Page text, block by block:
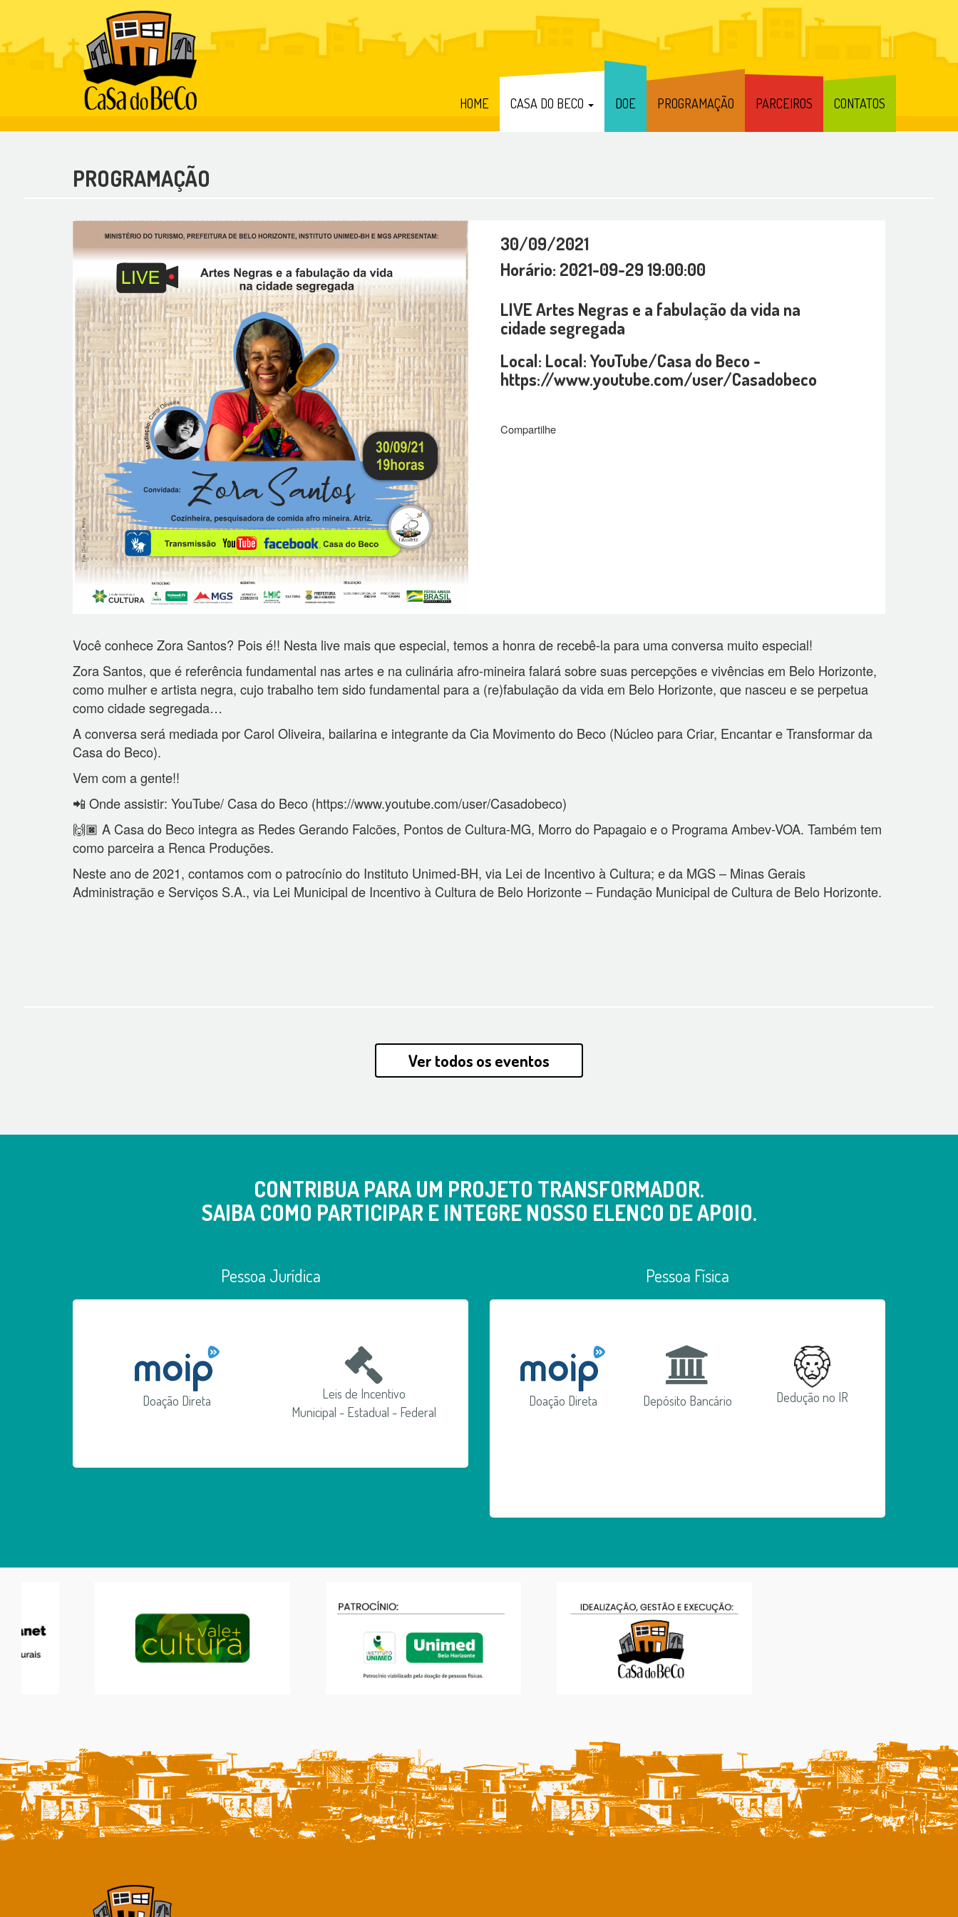
HOME CASA DO BECO DOE PROGRAMAÇÃO PARCEIROS CONTATOS
PROGRAMAÇÃO
30/09/2021
Horário: 2021-09-29 19:00:00
LIVE Artes Negras e a fabulação da vida na
cidade segregada
Local: Local: YouTube/Casa do Beco -
https://www.youtube.com/user/Casadobeco
Compartilhe
Você conhece Zora Santos? Pois é!! Nesta live mais que especial, temos a honra de recebê-la para uma conversa muito especial!
Zora Santos, que é referência fundamental nas artes e na culinária afro-mineira falará sobre suas percepções e vivências em Belo Horizonte,
como mulher e artista negra, cujo trabalho tem sido fundamental para a (re)fabulação da vida em Belo Horizonte, que nasceu e se perpetua
como cidade segregada…
A conversa será mediada por Carol Oliveira, bailarina e integrante da Cia Movimento do Beco (Núcleo para Criar, Encantar e Transformar da
Casa do Beco).
Vem com a gente!!
📲 Onde assistir: YouTube/ Casa do Beco (https://www.youtube.com/user/Casadobeco)
🙌🏿 A Casa do Beco integra as Redes Gerando Falcões, Pontos de Cultura-MG, Morro do Papagaio e o Programa Ambev-VOA. Também tem
como parceira a Renca Produções.
Neste ano de 2021, contamos com o patrocínio do Instituto Unimed-BH, via Lei de Incentivo à Cultura; e da MGS – Minas Gerais
Administração e Serviços S.A., via Lei Municipal de Incentivo à Cultura de Belo Horizonte – Fundação Municipal de Cultura de Belo Horizonte.
Ver todos os eventos
CONTRIBUA PARA UM PROJETO TRANSFORMADOR.
SAIBA COMO PARTICIPAR E INTEGRE NOSSO ELENCO DE APOIO.
Pessoa Jurídica
Doação Direta
Leis de Incentivo
Municipal - Estadual - Federal
Pessoa Física
Doação Direta Depósito Bancário Dedução no IR